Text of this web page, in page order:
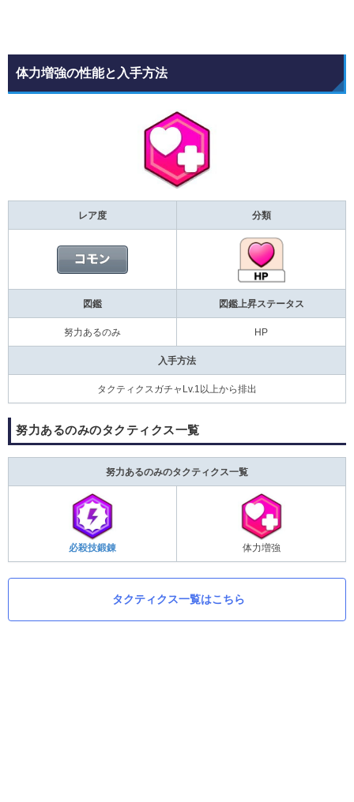
体力増強の性能と入手方法
レア度 分類
図鑑 図鑑上昇ステータス
努力あるのみ HP
入手方法
タクティクスガチャLv.1以上から排出
努力あるのみのタクティクス一覧
努力あるのみのタクティクス一覧
必殺技鍛錬 体力増強
タクティクス一覧はこちら